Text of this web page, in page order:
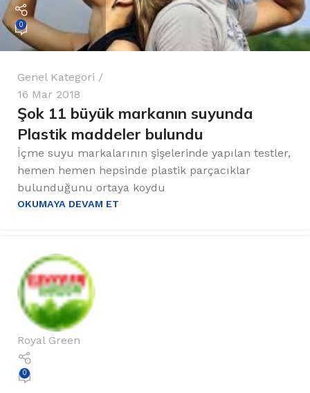
0
Genel Kategori
16 Mar 2018
Şok 11 büyük markanın suyunda
Plastik maddeler bulundu
İçme suyu markalarının şişelerinde yapılan testler,
hemen hemen hepsinde plastik parçacıklar
bulunduğunu ortaya koydu
OKUMAYA DEVAM ET
Royal Green
0